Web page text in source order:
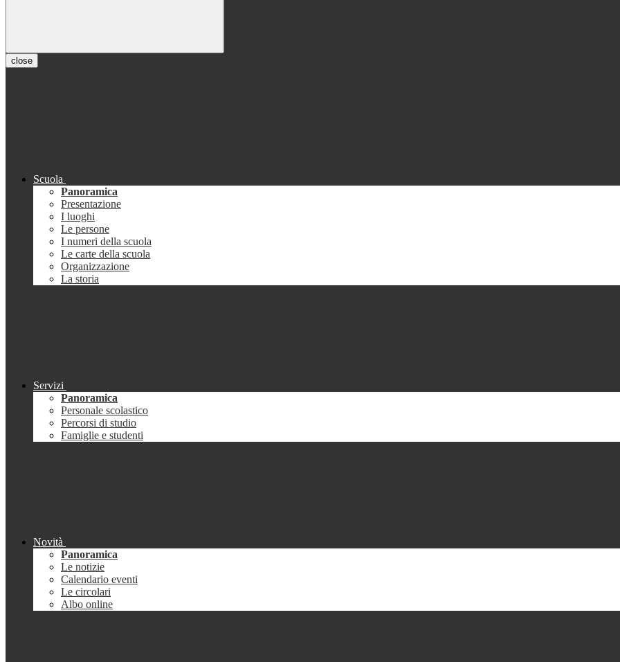
close
Scuola
Panoramica
Presentazione
I luoghi
Le persone
I numeri della scuola
Le carte della scuola
Organizzazione
La storia
Servizi
Panoramica
Personale scolastico
Percorsi di studio
Famiglie e studenti
Novità
Panoramica
Le notizie
Calendario eventi
Le circolari
Albo online